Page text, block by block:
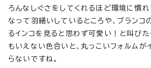
ろんなしぐさをしてくれるほど環境に慣れ
なって羽繕いしているところや、ブランコ
るインコを見ると思わず可愛い！と叫びた
もいえない色合いと、丸っこいフォルムが
らないですね。